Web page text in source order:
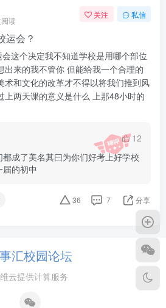
读
关注 私信
运会？
这个决定我不知道学校是用哪个部位
出来的我不管你 但能给我一个合理的
术和文化的改革才不得以将我们推到风
上两天课的意义是什么 上那48小时的
12
成了美名其曰为你们好考上好学校
的初中
36 7 分享
汇校园论坛
云提供计算服务